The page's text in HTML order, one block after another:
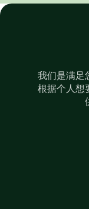
我们是满足
根据个人想